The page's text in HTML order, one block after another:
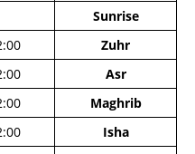
Sunrise
Zuhr
am
Asr
am
Maghrib
am
Isha
am